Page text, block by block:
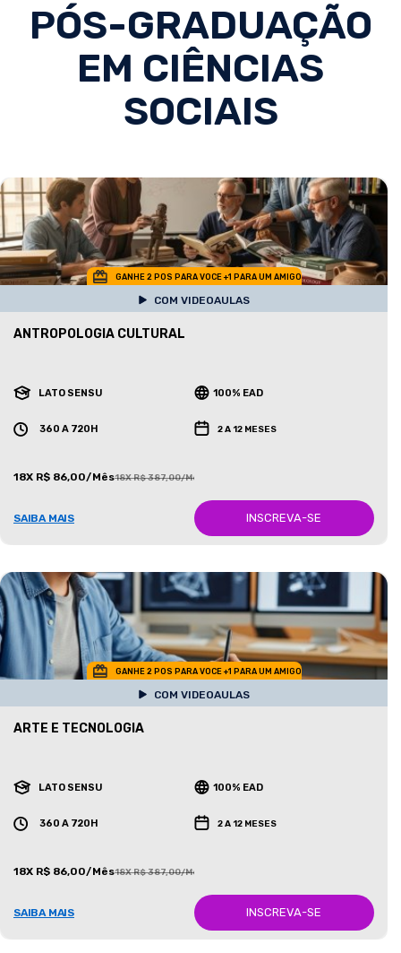
PÓS-GRADUAÇÃO
EM CIÊNCIAS
SOCIAIS
GANHE 2 POS PARA VOCE +1 PARA UM AMIGO
COM VIDEOAULAS
ANTROPOLOGIA CULTURAL
LATO SENSU 100% EAD
360 A 720H 2 A 12 MESES
18X R$ 86,00/Mês18X R$ 387,00/Mês
SAIBA MAIS INSCREVA-SE
GANHE 2 POS PARA VOCE +1 PARA UM AMIGO
COM VIDEOAULAS
ARTE E TECNOLOGIA
LATO SENSU 100% EAD
360 A 720H 2 A 12 MESES
18X R$ 86,00/Mês18X R$ 387,00/Mês
SAIBA MAIS INSCREVA-SE